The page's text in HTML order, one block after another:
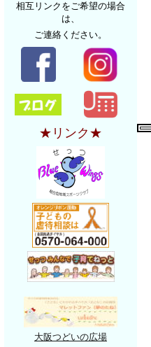
相互リンクをご希望の場合
は、
ご連絡ください。
★リンク★
大阪つどいの広場